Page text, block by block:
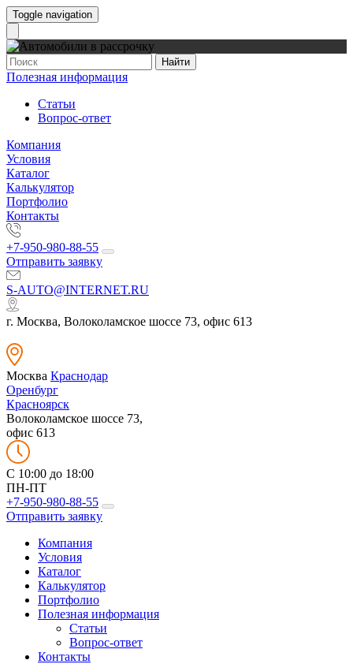
Toggle navigation
Найти
Полезная информация
Статьи
Вопрос-ответ
Компания
Условия
Каталог
Калькулятор
Портфолио
Контакты
+7-950-980-88-55
Отправить заявку
S-AUTO@INTERNET.RU
г. Москва, Волоколамское шоссе 73, офис 613
Москва Краснодар
Оренбург
Красноярск
Волоколамское шоссе 73,
офис 613
C 10:00 до 18:00
ПН-ПТ
+7-950-980-88-55
Отправить заявку
Компания
Условия
Каталог
Калькулятор
Портфолио
Полезная информация
Статьи
Вопрос-ответ
Контакты